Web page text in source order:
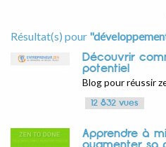
Résultat(s) pour
Découvrir
potentiel
Blog pour réussir
12 832 vues
Apprendre à